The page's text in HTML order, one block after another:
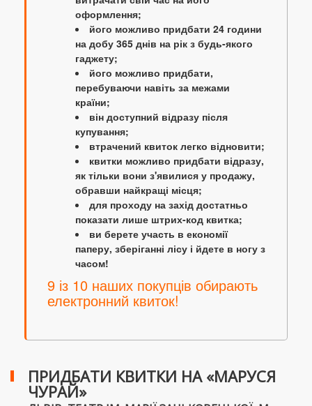
оформлення;
його можливо придбати 24 години
на добу 365 днів на рік з будь-якого
гаджету;
його можливо придбати,
перебуваючи навіть за межами
країни;
він доступний відразу після
купування;
втрачений квиток легко відновити;
квитки можливо придбати відразу,
як тільки вони з'явилися у продажу,
обравши найкращі місця;
для проходу на захід достатньо
показати лише штрих-код квитка;
ви берете участь в економії
паперу, зберіганні лісу і йдете в ногу з
часом!
9 із 10 наших покупців обирають
електронний квиток!
ПРИДБАТИ КВИТКИ НА «МАРУСЯ
ЧУРАЙ»